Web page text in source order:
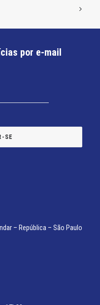
por e-mail
– República – São Paulo